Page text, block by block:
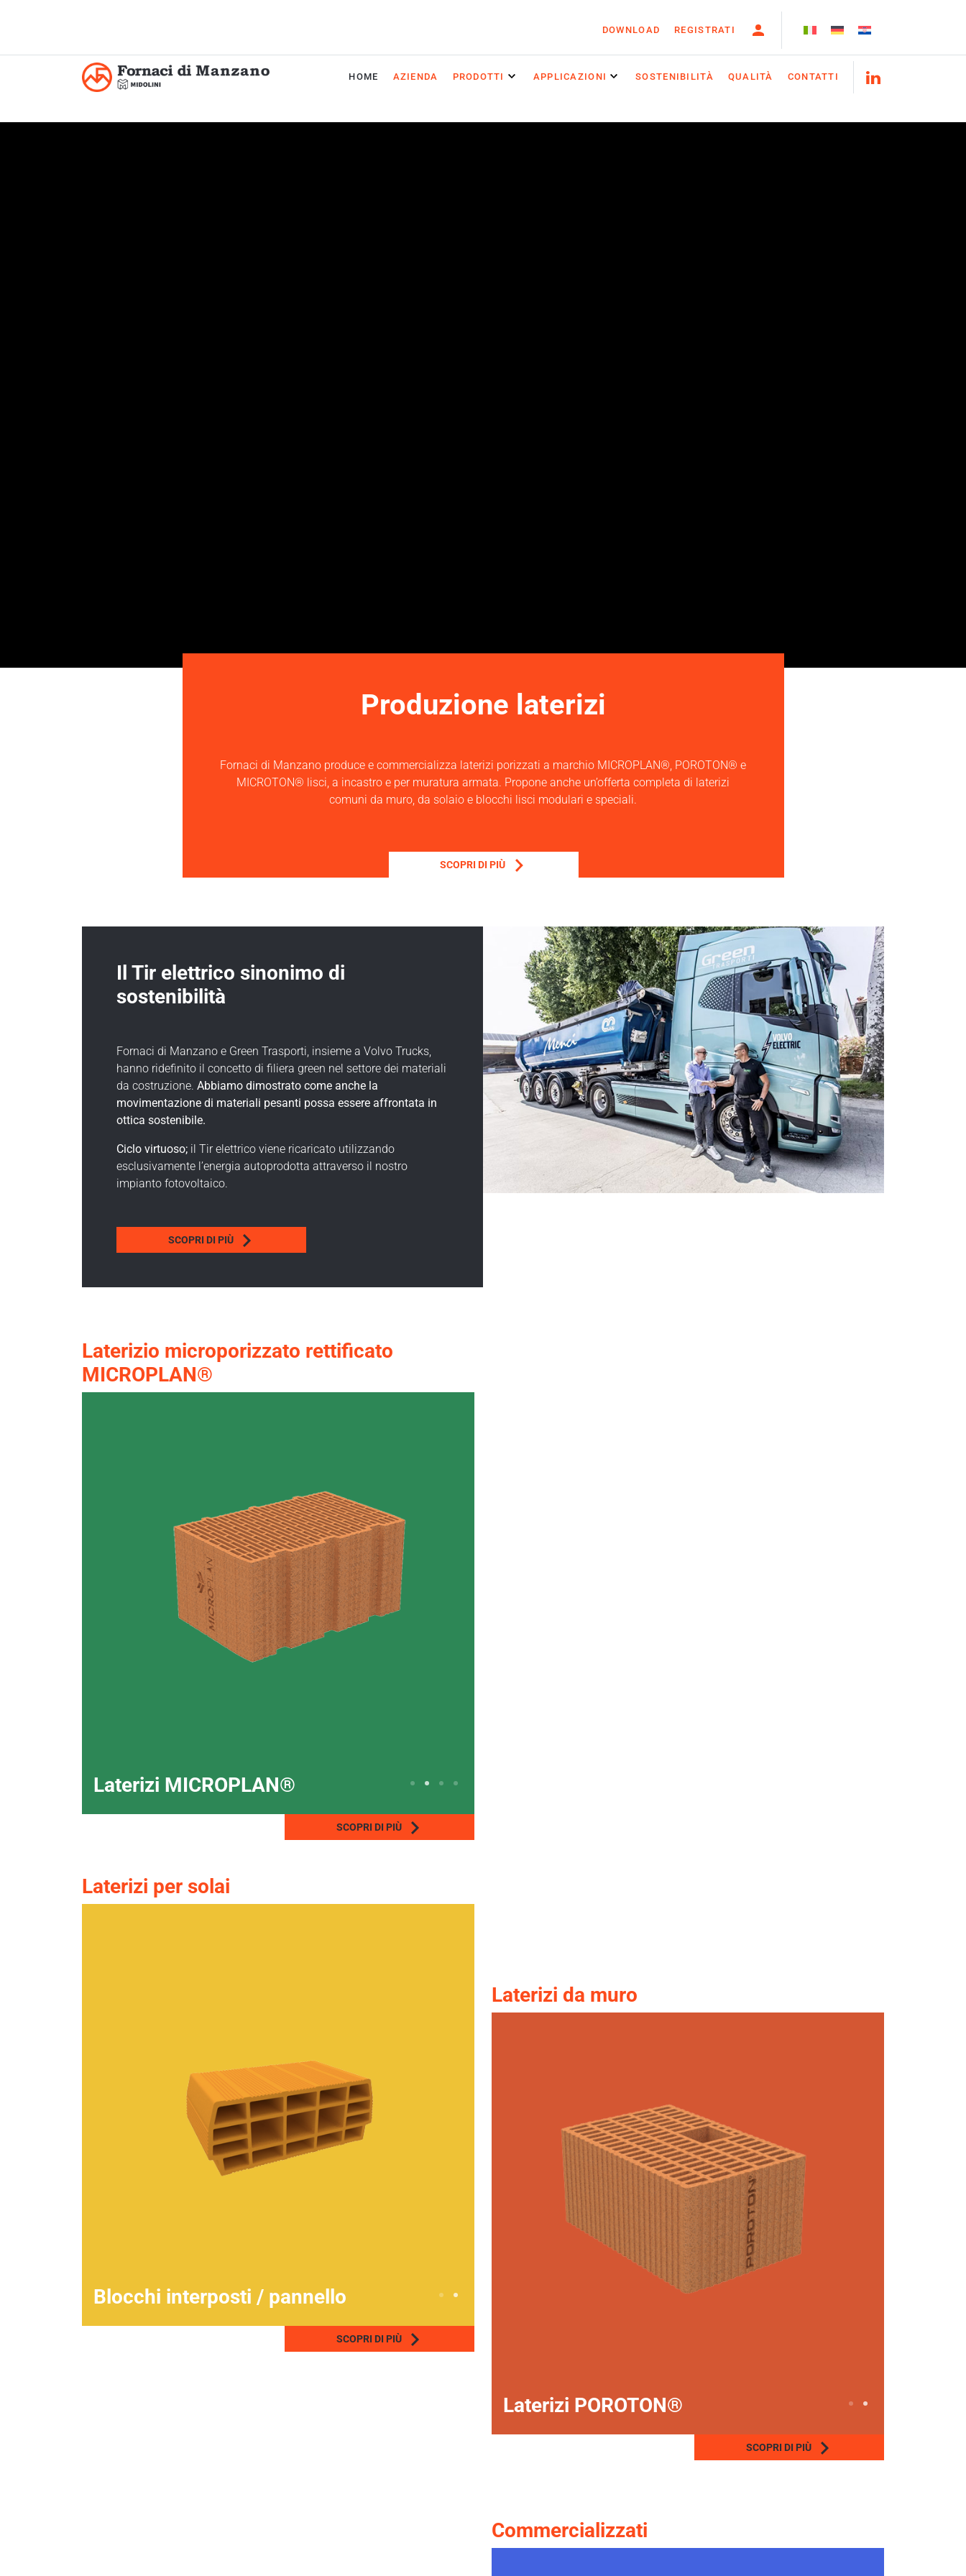
DOWNLOAD REGISTRATI
HOME AZIENDA PRODOTTI APPLICAZIONI SOSTENIBILITÀ QUALITÀ CONTATTI
Produzione laterizi
Fornaci di Manzano produce e commercializza laterizi porizzati a marchio MICROPLAN®, POROTON® e
MICROTON® lisci, a incastro e per muratura armata. Propone anche un’offerta completa di laterizi
comuni da muro, da solaio e blocchi lisci modulari e speciali.
SCOPRI DI PIÙ
Il Tir elettrico sinonimo di
sostenibilità
Fornaci di Manzano e Green Trasporti, insieme a Volvo Trucks,
hanno ridefinito il concetto di filiera green nel settore dei materiali
da costruzione. Abbiamo dimostrato come anche la
movimentazione di materiali pesanti possa essere affrontata in
ottica sostenibile.
Ciclo virtuoso; il Tir elettrico viene ricaricato utilizzando
esclusivamente l’energia autoprodotta attraverso il nostro
impianto fotovoltaico.
SCOPRI DI PIÙ
Laterizio microporizzato rettificato
MICROPLAN®
Laterizi MICROPLAN®
SCOPRI DI PIÙ
Laterizi da muro
Laterizi POROTON®
SCOPRI DI PIÙ
Laterizi per solai
Blocchi interposti / pannello
SCOPRI DI PIÙ
Commercializzati